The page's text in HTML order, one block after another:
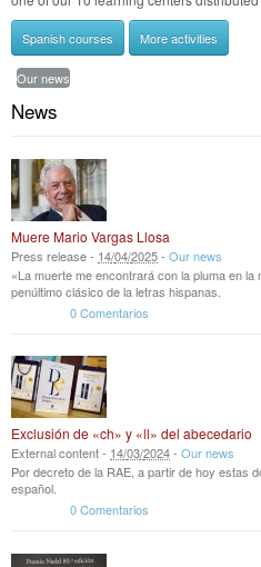
Spanish courses More activities
Our news
News
Muere Mario Vargas Llosa
Press release - 14/04/2025- Our news
«La muerte me encontrará con la pluma en
penúltimo clásico de la letras hispanas.
0 Comentarios
Exclusión de «ch» y «ll» del abecedario
External content - 14/03/2024- Our news
Por decreto de la RAE, a partir de hoy estas
español.
0 Comentarios